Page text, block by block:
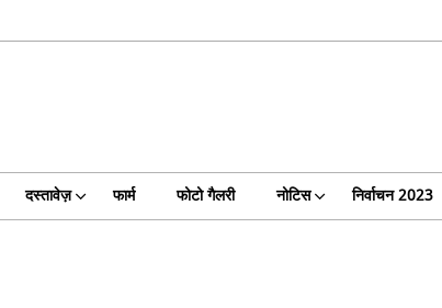
दस्तावेज़ फार्म फोटो गैलरी नोटिस निर्वाचन 2023